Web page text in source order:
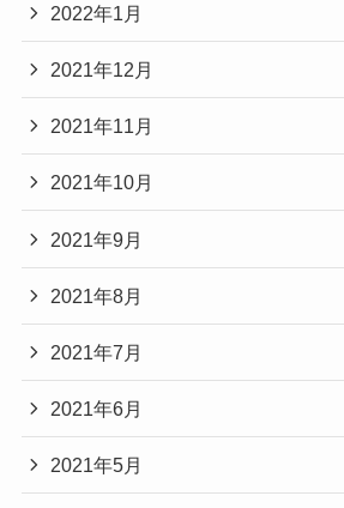
2022年1月
2021年12月
2021年11月
2021年10月
2021年9月
2021年8月
2021年7月
2021年6月
2021年5月